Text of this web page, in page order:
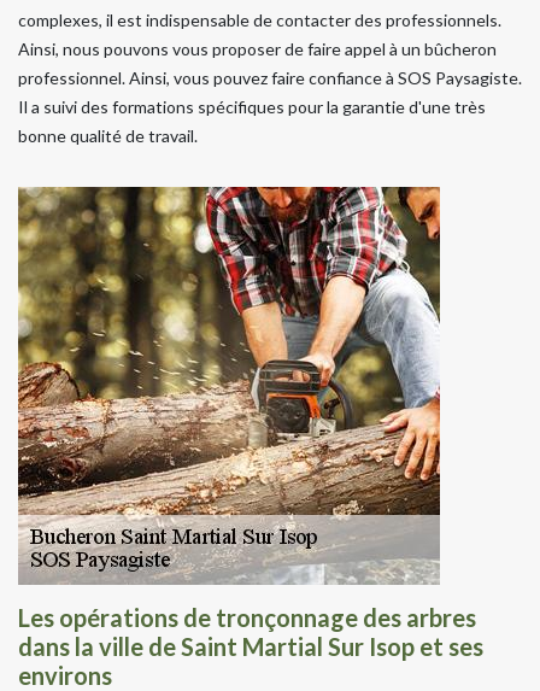
complexes, il est indispensable de contacter des professionnels.
Ainsi, nous pouvons vous proposer de faire appel à un bûcheron
professionnel. Ainsi, vous pouvez faire confiance à SOS Paysagiste.
Il a suivi des formations spécifiques pour la garantie d'une très
bonne qualité de travail.
Les opérations de tronçonnage des arbres
dans la ville de Saint Martial Sur Isop et ses
environs